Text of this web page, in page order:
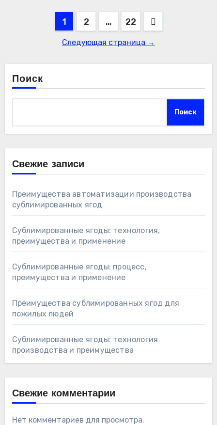
Пагинация
записей
1 2 … 22
Следующая страница →
Поиск
Поиск
Свежие записи
Преимущества автоматизации производства
сублимированных ягод
Сублимированные ягоды: технология,
преимущества и применение
Сублимированные ягоды: процесс,
преимущества и применение
Преимущества сублимированных ягод для
пожилых людей
Сублимированные ягоды: технология
производства и преимущества
Свежие комментарии
Нет комментариев для просмотра.